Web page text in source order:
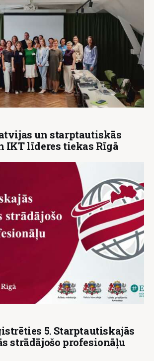
un starptautiskās
IKT līderes tiekas Rīgā
5. Starptautiskajās
strādājošo profesionāļu